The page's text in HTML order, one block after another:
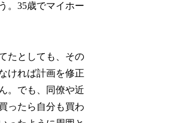
。35歳でマイホー
たとしても、その
ければ計画を修正
。でも、同僚や近
ったら自分も買わ